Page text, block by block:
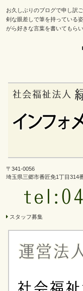
お久しぶりのブログで申し訳
剣な眼差しで筆を持っている
がら好きな言葉を書いてもら
〒341-0056
埼玉県三郷市番匠免1丁目314
スタッフ募集